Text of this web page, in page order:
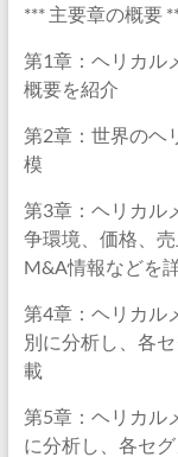
*** 主要章の概要
第1章：ヘリカル
概要を紹介
第2章：世界のヘ
模
第3章：ヘリカル
争環境、価格、
M&A情報などを
第4章：ヘリカル
別に分析し、各
載
第5章：ヘリカル
に分析し、各セ